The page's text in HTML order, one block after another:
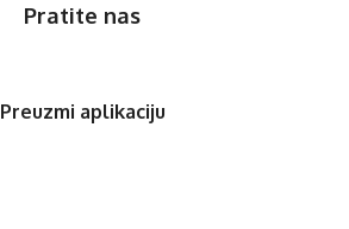
Pratite nas
Preuzmi aplikaciju